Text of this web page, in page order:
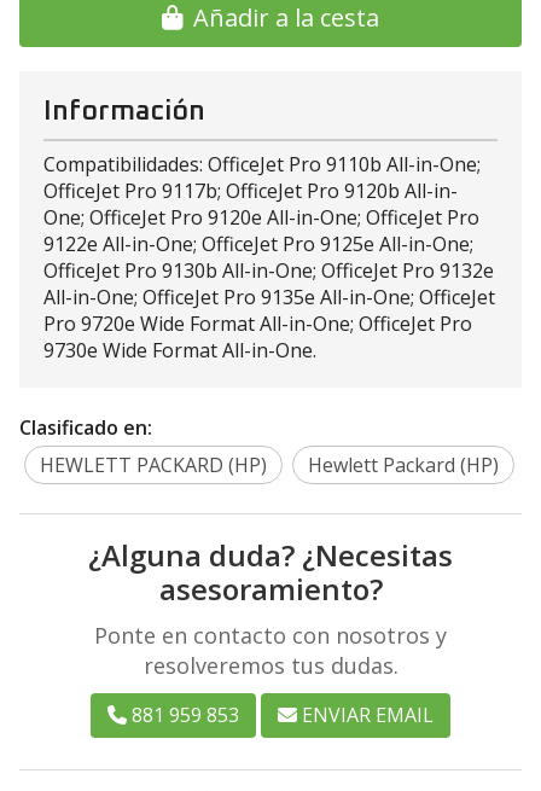
Añadir a la cesta
Información
Compatibilidades: OfficeJet Pro 9110b All-in-One;
OfficeJet Pro 9117b; OfficeJet Pro 9120b All-in-
One; OfficeJet Pro 9120e All-in-One; OfficeJet Pro
9122e All-in-One; OfficeJet Pro 9125e All-in-One;
OfficeJet Pro 9130b All-in-One; OfficeJet Pro 9132e
All-in-One; OfficeJet Pro 9135e All-in-One; OfficeJet
Pro 9720e Wide Format All-in-One; OfficeJet Pro
9730e Wide Format All-in-One.
Clasificado en:
HEWLETT PACKARD (HP)
Hewlett Packard (HP)
¿Alguna duda? ¿Necesitas
asesoramiento?
Ponte en contacto con nosotros y
resolveremos tus dudas.
881 959 853 ENVIAR EMAIL